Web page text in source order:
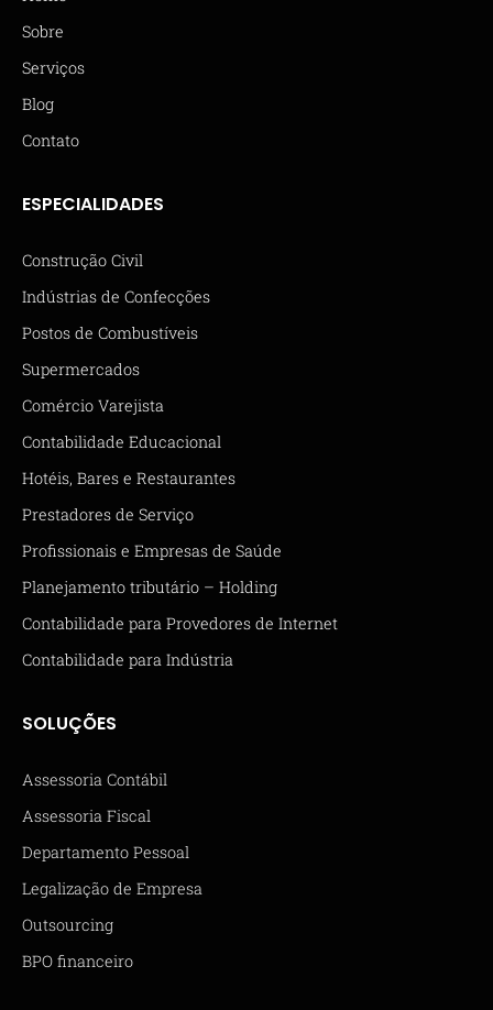
Sobre
Serviços
Blog
Contato
ESPECIALIDADES
Construção Civil
Indústrias de Confecções
Postos de Combustíveis
Supermercados
Comércio Varejista
Contabilidade Educacional
Hotéis, Bares e Restaurantes
Prestadores de Serviço
Profissionais e Empresas de Saúde
Planejamento tributário – Holding
Contabilidade para Provedores de Internet
Contabilidade para Indústria
SOLUÇÕES
Assessoria Contábil
Assessoria Fiscal
Departamento Pessoal
Legalização de Empresa
Outsourcing
BPO financeiro